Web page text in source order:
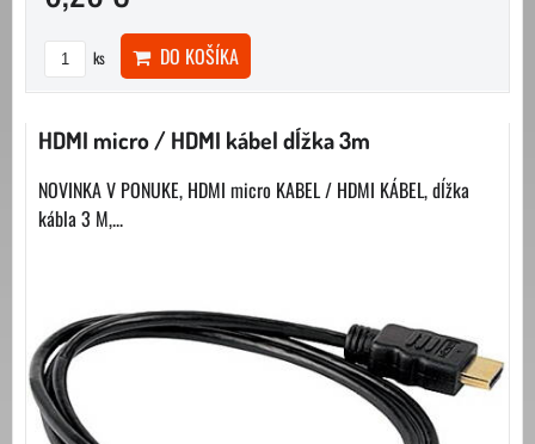
ks DO KOŠÍKA
HDMI micro / HDMI kábel dĺžka 3m
NOVINKA V PONUKE, HDMI micro KABEL / HDMI KÁBEL, dĺžka
kábla 3 M,...